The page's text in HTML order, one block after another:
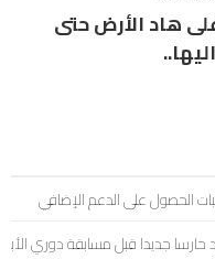
هاد الأرض حتى
الحصول على الدعم الإضافي
حارسا جديدا قبل مسابقة دوري